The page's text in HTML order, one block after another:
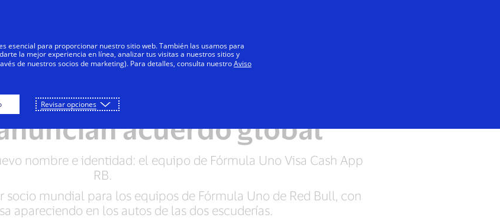
Negocios Innovadores Todos
de Fórmula Uno de
acuerdo global
nombre e identidad: el equipo de Fórmula Uno Visa Cash App
RB.
socio mundial para los equipos de Fórmula Uno de Red Bull, con
apareciendo en los autos de las dos escuderías.
esencial para proporcionar nuestro sitio web. También las usamos para
la mejor experiencia en línea, analizar tus visitas a nuestros sitios y
de nuestros socios de marketing). Para detalles, consulta nuestroAviso
Revisar opciones